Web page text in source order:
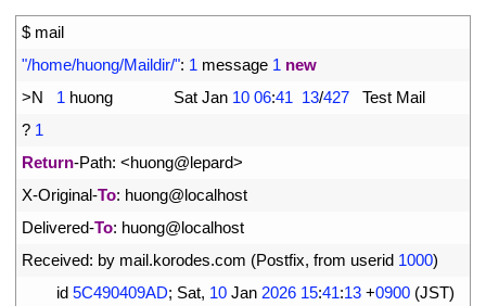
$ mail
"/home/huong/Maildir/": 1 message 1 new
>N 1 huong Sat Jan 10 06:41 13/427 Test Mail
? 1
Return-Path: <huong@lepard>
X-Original-To: huong@localhost
Delivered-To: huong@localhost
Received: by mail.korodes.com (Postfix, from userid 1000)
id 5C490409AD; Sat, 10 Jan 2026 15:41:13 +0900 (JST)